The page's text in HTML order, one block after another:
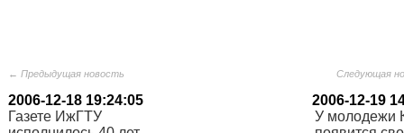
← Предыдущая новость
2006-12-18 19:24:05
Газете ИжГТУ
Следующая
2006-12-19
У молодежи